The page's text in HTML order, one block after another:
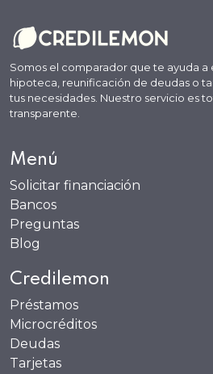
Somos el comparador que te ayuda
hipoteca, reunificación de deudas o
tus necesidades. Nuestro servicio es
transparente.
Menú
Solicitar financiación
Bancos
Preguntas
Blog
Credilemon
Préstamos
Microcréditos
Deudas
Tarjetas